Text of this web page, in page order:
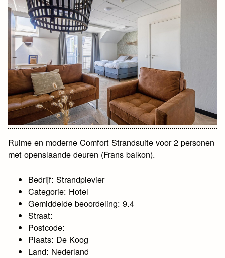
Ruime en moderne Comfort Strandsuite voor 2 personen
met openslaande deuren (Frans balkon).
Bedrijf: Strandplevier
Categorie: Hotel
Gemiddelde beoordeling: 9.4
Straat:
Postcode:
Plaats: De Koog
Land: Nederland